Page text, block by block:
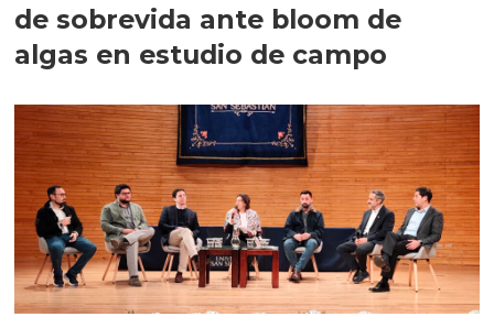
de sobrevida ante bloom de
algas en estudio de campo